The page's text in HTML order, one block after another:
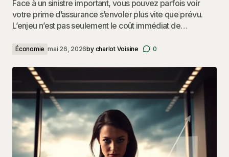
Face à un sinistre important, vous pouvez parfois voir
votre prime d’assurance s’envoler plus vite que prévu.
L’enjeu n’est pas seulement le coût immédiat de…
Économie mai 26, 2026by charlot Voisine 0